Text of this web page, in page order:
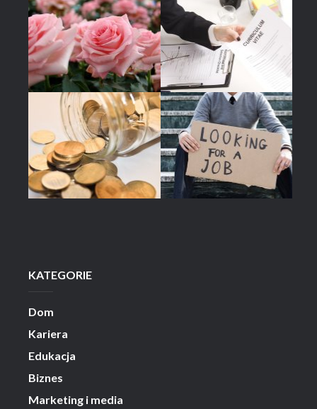
KATEGORIE
Dom
Kariera
Edukacja
Biznes
Marketing i media